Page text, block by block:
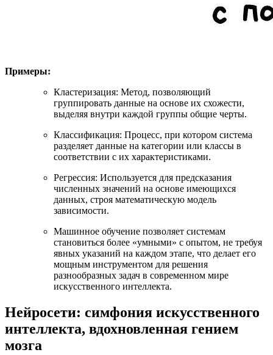
Примеры:
Кластеризация: Метод, позволяющий
группировать данные на основе их схожести,
выделяя внутри каждой группы общие черты.
Классификация: Процесс, при котором система
разделяет данные на категории или классы в
соответствии с их характеристиками.
Регрессия: Используется для предсказания
численных значений на основе имеющихся
данных, строя математическую модель
зависимости.
Машинное обучение позволяет системам
становиться более «умными» с опытом, не требуя
явных указаний на каждом этапе, что делает его
мощным инструментом для решения
разнообразных задач в современном мире
искусственного интеллекта.
Нейросети: симфония искусственного
интеллекта, вдохновленная гением
мозга